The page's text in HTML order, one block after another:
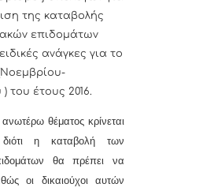
της καταβολής
επιδομάτων
ανάγκες για το
του έτους 2016.
θέματος κρίνεται
η καταβολή των
θα πρέπει να
οι δικαιούχοι αυτών